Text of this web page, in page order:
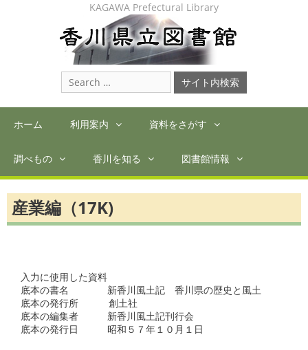
KAGAWA Prefectural Library
Search
for:
ホーム 利用案内 資料をさがす
調べもの 香川を知る 図書館情報
産業編（17K)
入力に使用した資料
底本の書名　　　　新香川風土記　香川県の歴史と風土
底本の発行所　　  創土社
底本の編集者　　　新香川風土記刊行会
底本の発行日　　　昭和５７年１０月１日